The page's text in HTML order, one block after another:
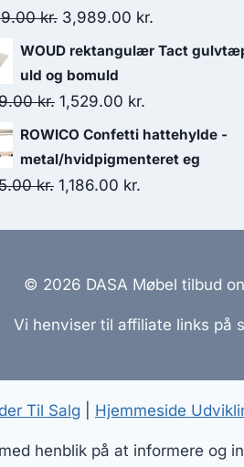
kr. 3,989.00 kr.
WOUD rektangulær Tact
uld og bomuld
kr. 1,529.00 kr.
ROWICO Confetti hattehylde -
metal/hvidpigmenteret eg
kr. 1,186.00 kr.
© 2026 DASA Møbel tilbud
Vi henviser til affiliate links på
Til Salg Hjemmeside
henblik på at informere og